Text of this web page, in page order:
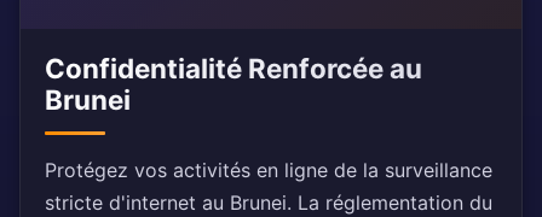
Confidentialité Renforcée au
Brunei
Protégez vos activités en ligne de la surveillance
stricte d'internet au Brunei. La réglementation du